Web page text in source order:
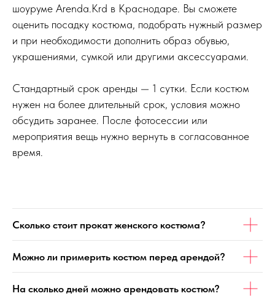
шоуруме Arenda.Krd в Краснодаре. Вы сможете
оценить посадку костюма, подобрать нужный размер
и при необходимости дополнить образ обувью,
украшениями, сумкой или другими аксессуарами.
Стандартный срок аренды — 1 сутки. Если костюм
нужен на более длительный срок, условия можно
обсудить заранее. После фотосессии или
мероприятия вещь нужно вернуть в согласованное
время.
Сколько стоит прокат женского костюма?
Можно ли примерить костюм перед арендой?
На сколько дней можно арендовать костюм?